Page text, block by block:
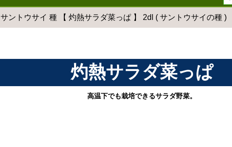
サントウサイ 種 【 灼熱サラダ菜っぱ 】 2dl ( サントウサイの種 )
灼熱サラダ菜っぱ
高温下でも栽培できるサラダ野菜。